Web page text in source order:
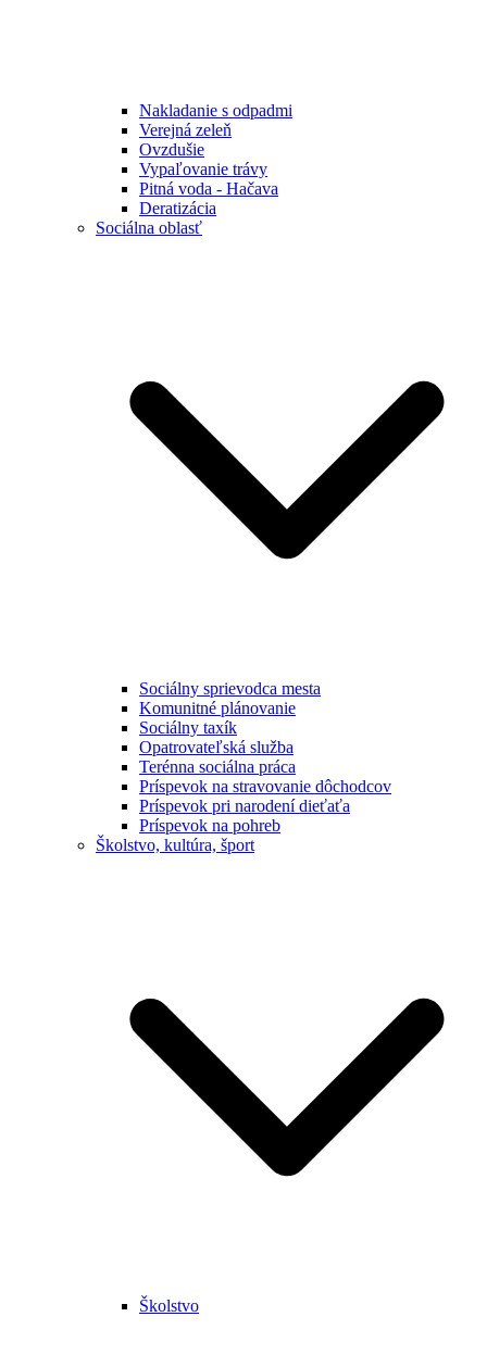
Nakladanie s odpadmi
Verejná zeleň
Ovzdušie
Vypaľovanie trávy
Pitná voda - Hačava
Deratizácia
Sociálna oblasť
Sociálny sprievodca mesta
Komunitné plánovanie
Sociálny taxík
Opatrovateľská služba
Terénna sociálna práca
Príspevok na stravovanie dôchodcov
Príspevok pri narodení dieťaťa
Príspevok na pohreb
Školstvo, kultúra, šport
Školstvo